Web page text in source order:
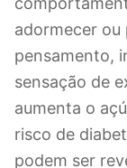
adormecer ou
pensamento,
sensação de
aumenta o
risco de
podem ser